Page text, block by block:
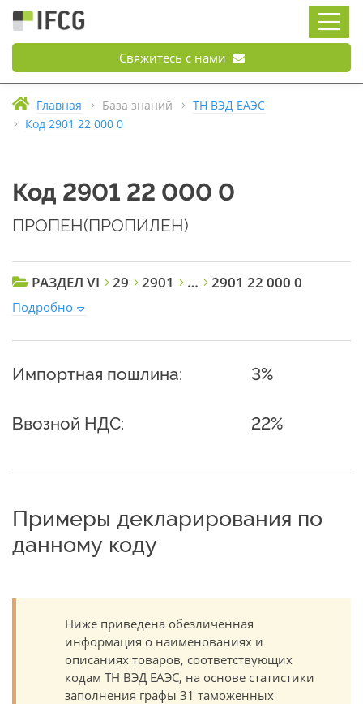
Свяжитесь с нами
Главная База знаний
ТН ВЭД ЕАЭС
Код 2901 22 000 0
Код 2901 22 000 0
ПРОПЕН(ПРОПИЛЕН)
РАЗДЕЛ VI 29 2901 … 2901 22 000 0
Подробно
Импортная пошлина: 3%
Ввозной НДС: 22%
Примеры декларирования по
данному коду
Ниже приведена обезличенная
информация о наименованиях и
описаниях товаров, соответствующих
кодам ТН ВЭД ЕАЭС, на основе статистики
заполнения графы 31 таможенных